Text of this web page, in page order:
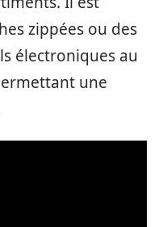
zippées ou des
électroniques au
une